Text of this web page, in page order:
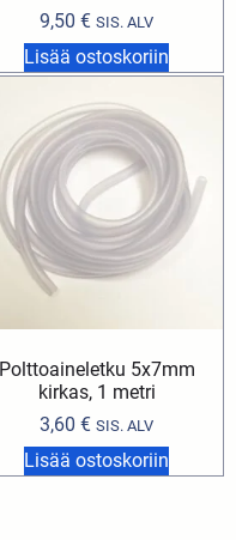
9,50 € SIS. ALV
Lisää ostoskoriin
Polttoaineletku 5x7mm
kirkas, 1 metri
3,60 € SIS. ALV
Lisää ostoskoriin